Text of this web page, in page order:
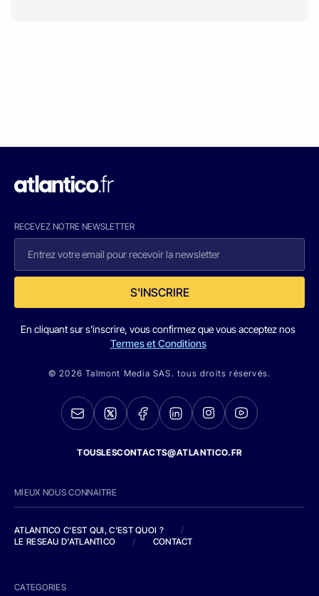
RECEVEZ NOTRE NEWSLETTER
S'INSCRIRE
En cliquant sur s'inscrire, vous confirmez que vous acceptez nos
Termes et Conditions
© 2026 Talmont Media SAS. tous droits réservés.
TOUSLESCONTACTS@ATLANTICO.FR
MIEUX NOUS CONNAITRE
ATLANTICO C'EST QUI, C'EST QUOI ?
/
LE RESEAU D'ATLANTICO
/ CONTACT
CATEGORIES